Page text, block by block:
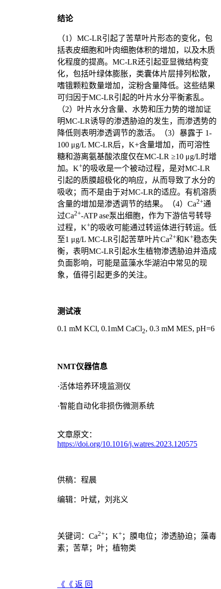
结论
（1）MC-LR引起了苦草叶片形态的变化，包
括表皮细胞和叶肉细胞体积的增加，以及木质
化程度的提高。MC-LR还引起亚显微结构变
化，包括叶绿体膨胀，类囊体片层排列松散，
嗜锇颗粒数量增加，淀粉含量降低。这些结果
可归因于MC-LR引起的叶片水分平衡紊乱。
（2）叶片水分含量、水势和压力势的增加证
明MC-LR诱导的渗透胁迫的发生，而渗透势的
降低则表明渗透调节的激活。（3）暴露于 1-
100 μg/L MC-LR后，K+含量增加，而可溶性
糖和游离氨基酸浓度仅在MC-LR ≥10 μg/L时增
加。K+的吸收是一个被动过程，是对MC-LR
引起的质膜超极化的响应，从而导致了水分的
吸收；而不是由于对MC-LR的适应。有机溶质
含量的增加是渗透调节的结果。（4）Ca2+通
过Ca2+-ATP ase泵出细胞，作为下游信号转导
过程，K+的吸收可能通过转运体进行转运。低
至1 μg/L MC-LR引起苦草叶片Ca2+和K+稳态失
衡，表明MC-LR引起水生植物渗透胁迫并造成
负面影响，可能是蓝藻水华湖泊中常见的现
象，值得引起更多的关注。
测试液
0.1 mM KCl, 0.1mM CaCl2, 0.3 mM MES, pH=6
NMT仪器信息
·活体培养环境监测仪
·智能自动化非损伤微测系统
文章原文：
https://doi.org/10.1016/j.watres.2023.120575
供稿：程晨
编辑：叶斌，刘兆义
关键词：Ca2+ ；K+ ；膜电位；渗透胁迫；藻毒
素；苦草；叶；植物类
《《 返 回